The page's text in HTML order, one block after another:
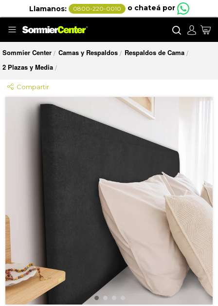
Llamanos: 0800-220-0010 o chateá por
Buscar
Sommier Center / Camas y Respaldos / Respaldos de Cama /
2 Plazas y Media /
Compartir